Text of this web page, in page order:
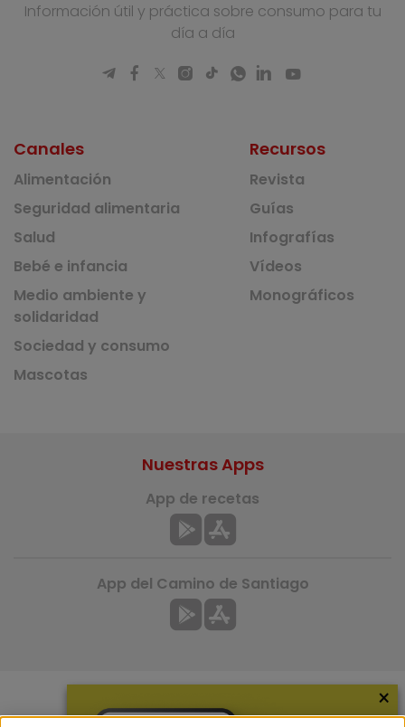
Información útil y práctica sobre consumo para tu
día a día
Canales
Alimentación
Seguridad alimentaria
Salud
Bebé e infancia
Medio ambiente y
solidaridad
Sociedad y consumo
Mascotas
Recursos
Revista
Guías
Infografías
Vídeos
Monográficos
Nuestras Apps
App de recetas
App del Camino de Santiago
×